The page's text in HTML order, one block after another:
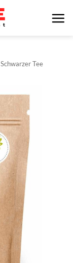
Schwarzer Tee